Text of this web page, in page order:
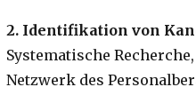
2. Identifikation von
Systematische
Netzwerk des